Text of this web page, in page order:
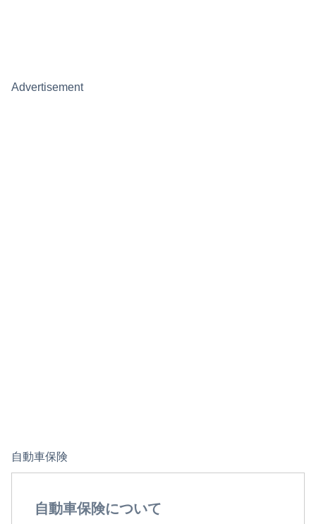
Advertisement
自動車保険
自動車保険について